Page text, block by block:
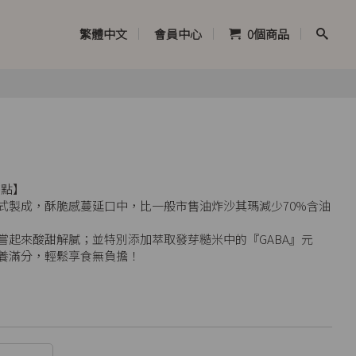
繁體中文 會員中心 0個商品
】
製成，酥脆感蔓延口中，比一般市售油炸沙其瑪減少70%含油
起來酸甜解膩；並特別添加萃取發芽糙米中的『GABA』元
分，輕鬆享食無負擔！